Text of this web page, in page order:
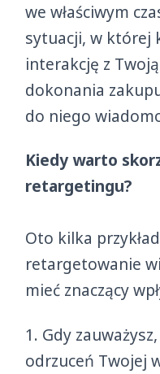
we właściwym
sytuacji, w której
interakcję z
dokonania
do niego
Kiedy warto
retargetingu?
Oto kilka
retargetowanie
mieć znaczący
1. Gdy
odrzuceń Twojej